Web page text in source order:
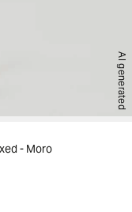
AI generated
- Moro